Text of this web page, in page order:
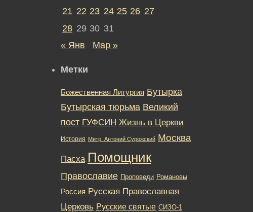
21 22 23 24 25 26 27
28 29 30 31
« Янв
Мар »
Метки
Божественная Литургия Бутырка
Бутырская тюрьма Великий
пост ГУФСИН Жизнь в Церкви
История Митр. Антоний Сурожский Москва
Пасха Помощник
Православие Проповеди Романовы
Россия Русская Православная
Церковь Русские святые СИЗО-1